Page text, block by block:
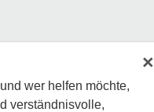
×
wer helfen möchte,
verständnisvolle,